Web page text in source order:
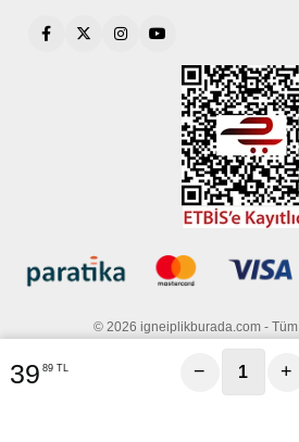
© 2026 igneiplikburada.com - Tüm
39 89 TL − +